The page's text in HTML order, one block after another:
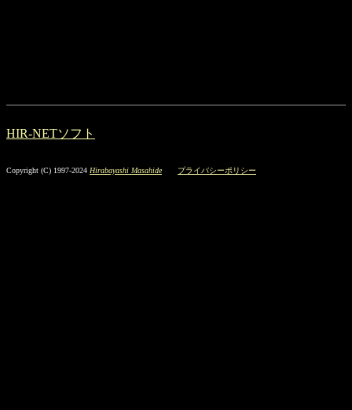
HIR-NETソフト
Copyright (C) 1997-2024 Hirabayashi Masahide プライバシーポリシー